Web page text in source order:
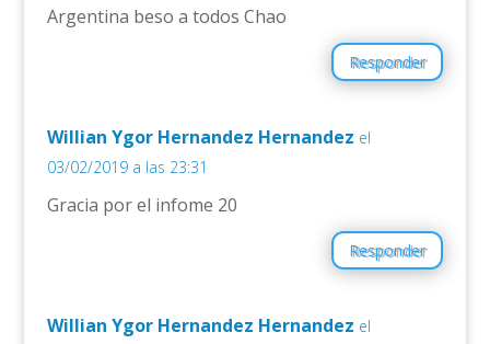
Argentina beso a todos Chao
Responder
Willian Ygor Hernandez Hernandez el
03/02/2019 a las 23:31
Gracia por el infome 20
Responder
Willian Ygor Hernandez Hernandez el